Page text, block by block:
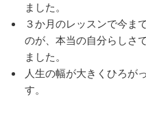
ました。
３か月のレッスンで今ま
のが、本当の自分らしさ
ました。
人生の幅が大きくひろが
す。